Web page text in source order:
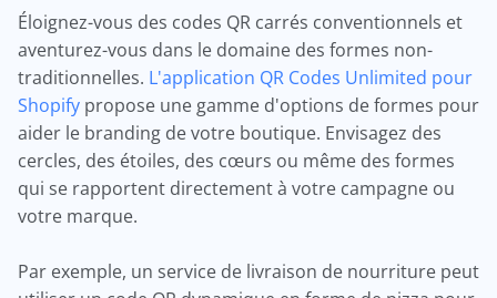
Éloignez-vous des codes QR carrés conventionnels et
aventurez-vous dans le domaine des formes non-
traditionnelles. L'application QR Codes Unlimited pour
Shopify propose une gamme d'options de formes pour
aider le branding de votre boutique. Envisagez des
cercles, des étoiles, des cœurs ou même des formes
qui se rapportent directement à votre campagne ou
votre marque.
Par exemple, un service de livraison de nourriture peut